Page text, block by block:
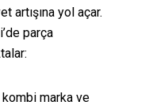
artışına yol açar.
parça
marka ve